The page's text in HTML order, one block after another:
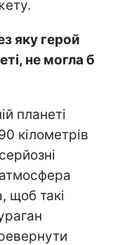
яку герой
не могла б
планеті
кілометрів
щоб такі